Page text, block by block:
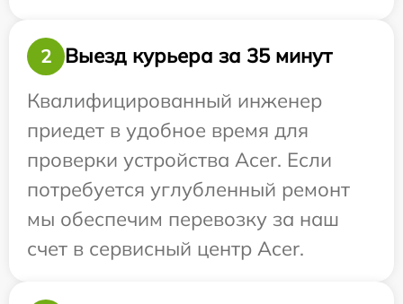
2
Выезд курьера за 35 минут
Квалифицированный инженер
приедет в удобное время для
проверки устройства Acer. Если
потребуется углубленный ремонт
мы обеспечим перевозку за наш
счет в сервисный центр Acer.